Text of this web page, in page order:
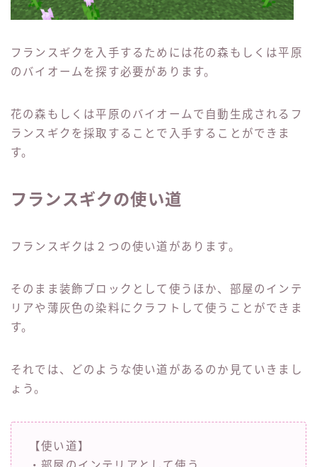
フランスギクを入手するためには花の森もしくは平原
のバイオームを探す必要があります。
花の森もしくは平原のバイオームで自動生成されるフ
ランスギクを採取することで入手することができま
す。
フランスギクの使い道
フランスギクは２つの使い道があります。
そのまま装飾ブロックとして使うほか、部屋のインテ
リアや薄灰色の染料にクラフトして使うことができま
す。
それでは、どのような使い道があるのか見ていきまし
ょう。
【使い道】